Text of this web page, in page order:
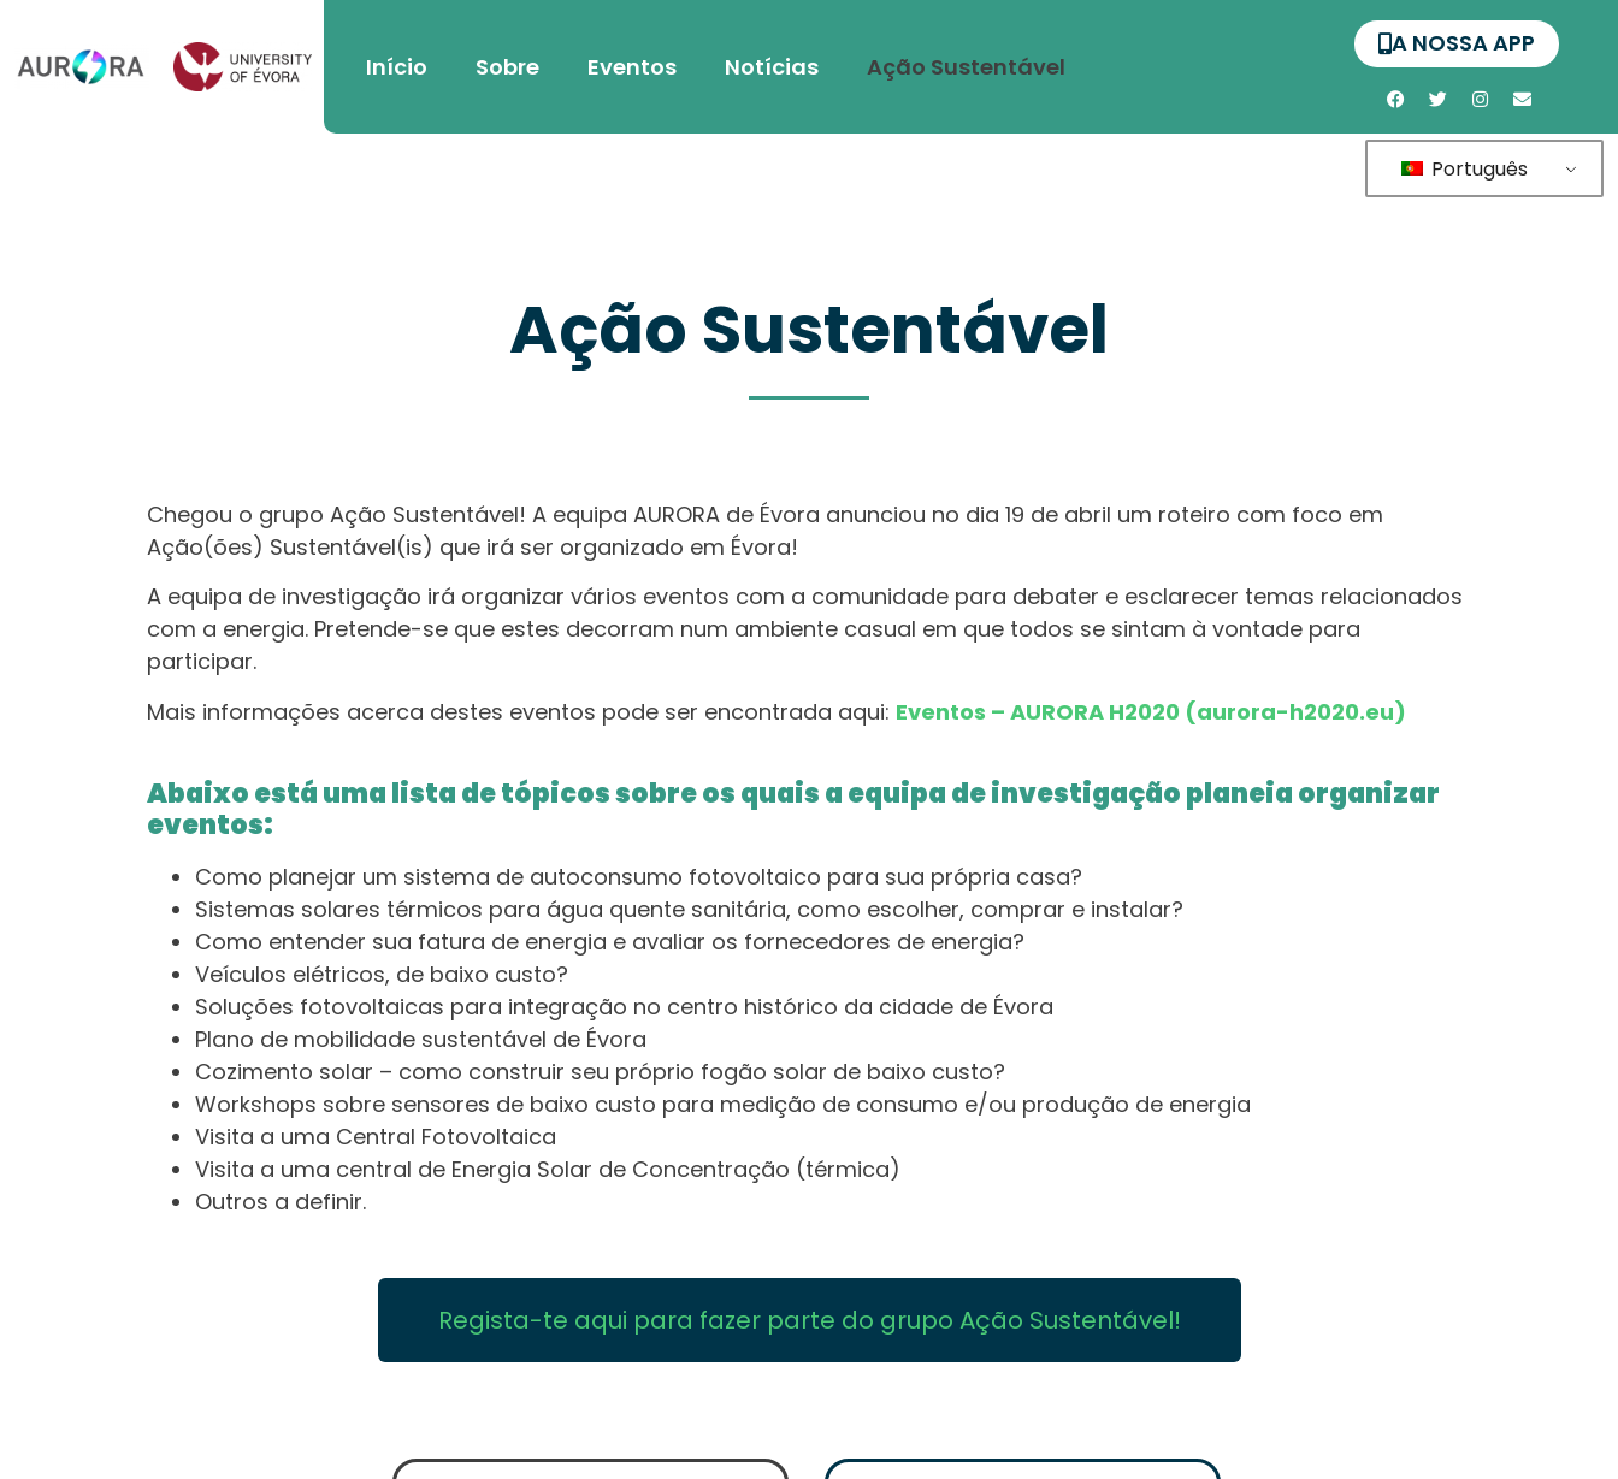
Início Sobre Eventos Notícias Ação Sustentável
A NOSSA APP
Português
Ação Sustentável
Chegou o grupo Ação Sustentável! A equipa AURORA de Évora anunciou no dia 19 de abril um roteiro com foco em
Ação(ões) Sustentável(is) que irá ser organizado em Évora!
A equipa de investigação irá organizar vários eventos com a comunidade para debater e esclarecer temas relacionados
com a energia. Pretende-se que estes decorram num ambiente casual em que todos se sintam à vontade para
participar.
Mais informações acerca destes eventos pode ser encontrada aqui: Eventos – AURORA H2020 (aurora-h2020.eu)
Abaixo está uma lista de tópicos sobre os quais a equipa de investigação planeia organizar
eventos:
Como planejar um sistema de autoconsumo fotovoltaico para sua própria casa?
Sistemas solares térmicos para água quente sanitária, como escolher, comprar e instalar?
Como entender sua fatura de energia e avaliar os fornecedores de energia?
Veículos elétricos, de baixo custo?
Soluções fotovoltaicas para integração no centro histórico da cidade de Évora
Plano de mobilidade sustentável de Évora
Cozimento solar – como construir seu próprio fogão solar de baixo custo?
Workshops sobre sensores de baixo custo para medição de consumo e/ou produção de energia
Visita a uma Central Fotovoltaica
Visita a uma central de Energia Solar de Concentração (térmica)
Outros a definir.
Regista-te aqui para fazer parte do grupo Ação Sustentável!